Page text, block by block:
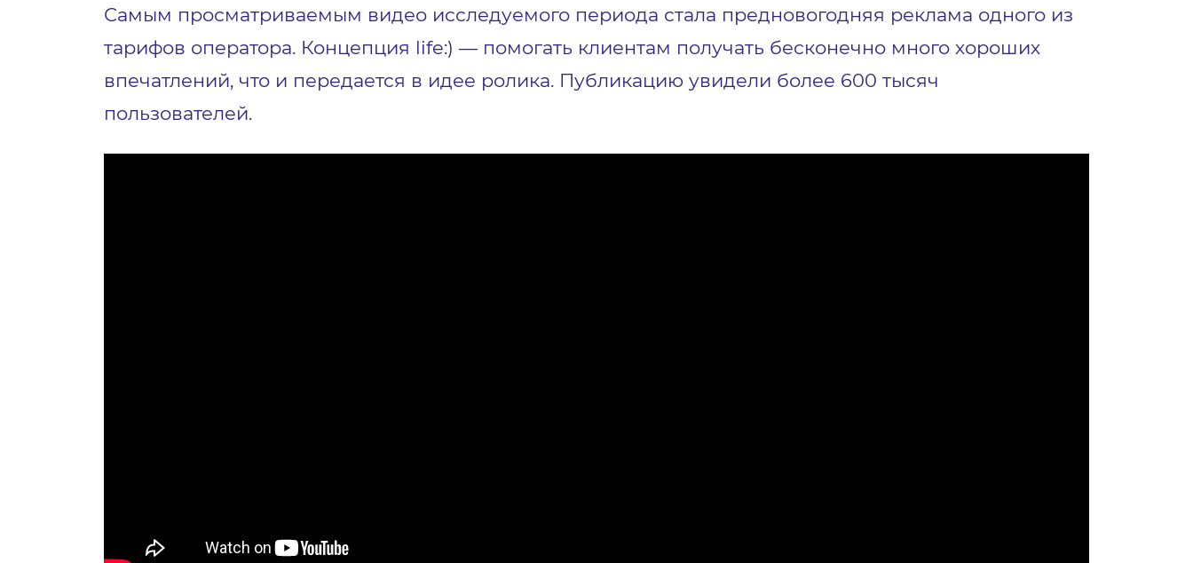
Самым просматриваемым видео исследуемого периода стала предновогодняя реклама одного из
тарифов оператора. Концепция life:) — помогать клиентам получать бесконечно много хороших
впечатлений, что и передается в идее ролика. Публикацию увидели более 600 тысяч
пользователей.